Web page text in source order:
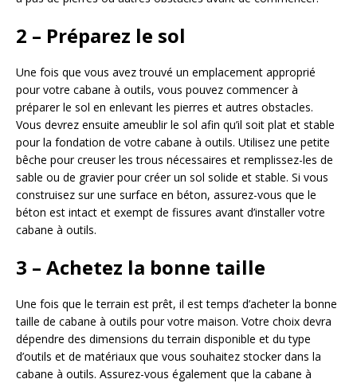
2 – Préparez le sol
Une fois que vous avez trouvé un emplacement approprié
pour votre cabane à outils, vous pouvez commencer à
préparer le sol en enlevant les pierres et autres obstacles.
Vous devrez ensuite ameublir le sol afin qu’il soit plat et stable
pour la fondation de votre cabane à outils. Utilisez une petite
bêche pour creuser les trous nécessaires et remplissez-les de
sable ou de gravier pour créer un sol solide et stable. Si vous
construisez sur une surface en béton, assurez-vous que le
béton est intact et exempt de fissures avant d’installer votre
cabane à outils.
3 – Achetez la bonne taille
Une fois que le terrain est prêt, il est temps d’acheter la bonne
taille de cabane à outils pour votre maison. Votre choix devra
dépendre des dimensions du terrain disponible et du type
d’outils et de matériaux que vous souhaitez stocker dans la
cabane à outils. Assurez-vous également que la cabane à